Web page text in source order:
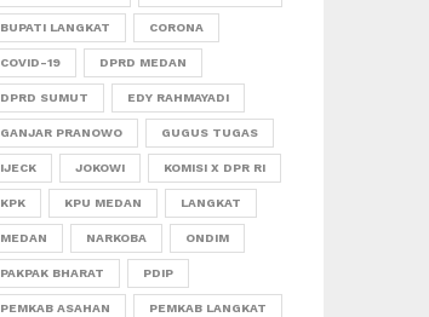
BUPATI LANGKAT CORONA
COVID-19 DPRD MEDAN
DPRD SUMUT EDY RAHMAYADI
GANJAR PRANOWO GUGUS TUGAS
IJECK JOKOWI KOMISI X DPR RI
KPK KPU MEDAN LANGKAT
MEDAN NARKOBA ONDIM
PAKPAK BHARAT PDIP
PEMKAB ASAHAN PEMKAB LANGKAT